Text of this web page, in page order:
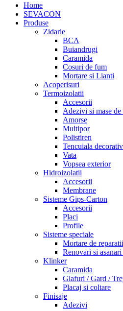
Home
SEVACON
Produse
Zidarie
BCA
Buiandrugi
Caramida
Cosuri de fum
Mortare si Lianti
Acoperisuri
Termoizolatii
Accesorii
Adezivi si mase de
Amorse
Multipor
Polistiren
Tencuiala
Vata
Vopsea exterior
Hidroizolatii
Accesorii
Membrane
Sisteme Gips-Carton
Accesorii
Placi
Profile
Sisteme speciale
Mortare de
Renovari si
Klinker
Caramida
Glafuri / Gard /
Placaj si coltare
Finisaje
Adezivi